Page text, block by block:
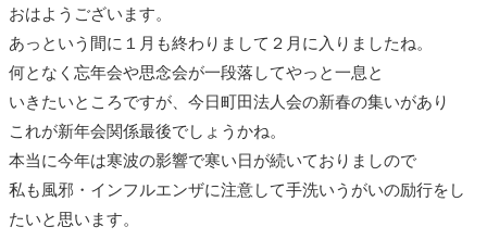
おはようございます。
あっという間に１月も終わりまして２月に入りましたね。
何となく忘年会や思念会が一段落してやっと一息と
いきたいところですが、今日町田法人会の新春の集いがあり
これが新年会関係最後でしょうかね。
本当に今年は寒波の影響で寒い日が続いておりましので
私も風邪・インフルエンザに注意して手洗いうがいの励行をし
たいと思います。